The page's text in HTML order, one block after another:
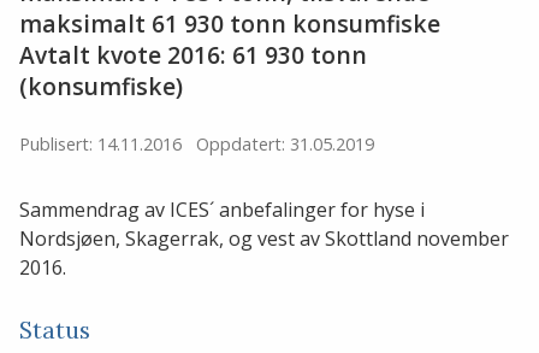
maksimalt 61 930 tonn konsumfiske
Avtalt kvote 2016: 61 930 tonn
(konsumfiske)
Publisert: 14.11.2016 Oppdatert: 31.05.2019
Sammendrag av ICES´ anbefalinger for hyse i
Nordsjøen, Skagerrak, og vest av Skottland november
2016.
Status